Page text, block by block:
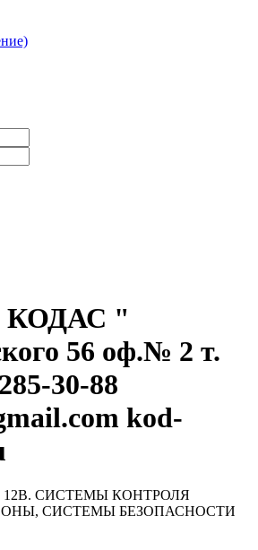
КОДАС "
56 оф.№ 2 т.
30-88
kod-
СИСТЕМЫ КОНТРОЛЯ
СИСТЕМЫ БЕЗОПАСНОСТИ